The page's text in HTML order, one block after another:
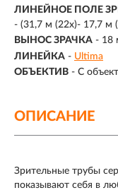
ЛИНЕЙНОЕ ПОЛЕ
- (31,7 м (22x)- 17,7 м
ВЫНОС ЗРАЧКА - 18
ЛИНЕЙКА - Ultima
ОБЪЕКТИВ - С
ОПИСАНИЕ
Зрительные трубы
показывают себя в